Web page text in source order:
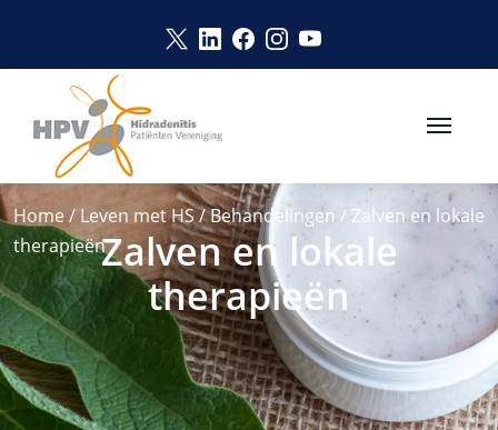
Link opent in een nieuw venster
Link opent in een nieuw
Link opent in een nieuw
Link opent in een
Link opent in een
Home/ Leven met HS/Behandelingen/ Zalven en lokale
therapieënZalven en lokale
therapieën